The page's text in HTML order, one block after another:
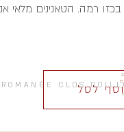
CLOS
בכזו רמה. הטאנינים מלאי
לסל